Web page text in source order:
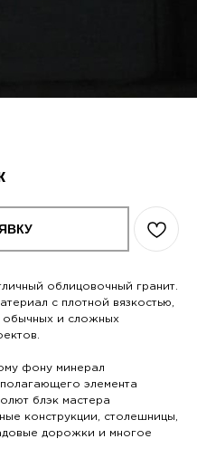
облицовочный гранит.
с плотной вязкостью,
обычных и сложных
фону минерал
элемента
блэк мастера
конструкции, столешницы,
дорожки и многое